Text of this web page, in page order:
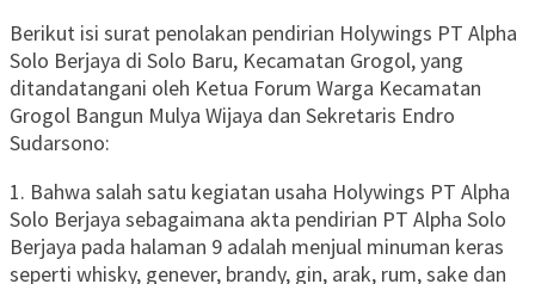
Berikut isi surat penolakan pendirian Holywings PT Alpha
Solo Berjaya di Solo Baru, Kecamatan Grogol, yang
ditandatangani oleh Ketua Forum Warga Kecamatan
Grogol Bangun Mulya Wijaya dan Sekretaris Endro
Sudarsono:
1. Bahwa salah satu kegiatan usaha Holywings PT Alpha
Solo Berjaya sebagaimana akta pendirian PT Alpha Solo
Berjaya pada halaman 9 adalah menjual minuman keras
seperti whisky, genever, brandy, gin, arak, rum, sake dan